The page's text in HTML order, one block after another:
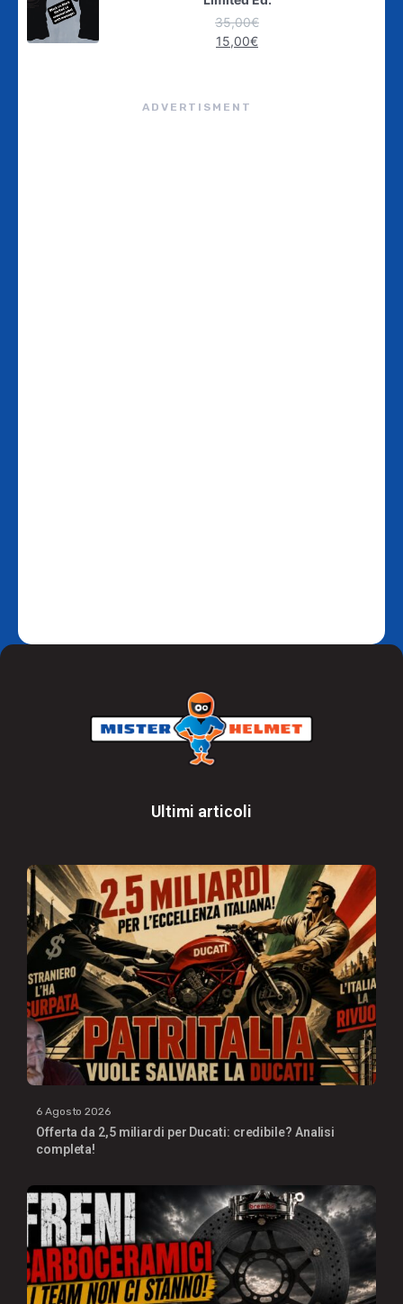
35,00€
15,00€
ADVERTISMENT
Ultimi articoli
6 Agosto 2026
Offerta da 2,5 miliardi per Ducati: credibile? Analisi
completa!